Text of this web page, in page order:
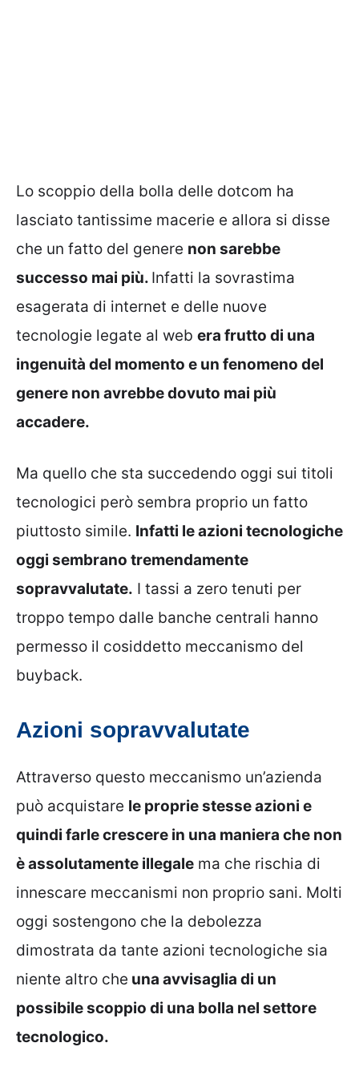
Lo scoppio della bolla delle dotcom ha
lasciato tantissime macerie e allora si disse
che un fatto del genere non sarebbe
successo mai più. Infatti la sovrastima
esagerata di internet e delle nuove
tecnologie legate al web era frutto di una
ingenuità del momento e un fenomeno del
genere non avrebbe dovuto mai più
accadere.
Ma quello che sta succedendo oggi sui titoli
tecnologici però sembra proprio un fatto
piuttosto simile. Infatti le azioni tecnologiche
oggi sembrano tremendamente
sopravvalutate. I tassi a zero tenuti per
troppo tempo dalle banche centrali hanno
permesso il cosiddetto meccanismo del
buyback.
Azioni sopravvalutate
Attraverso questo meccanismo un’azienda
può acquistare le proprie stesse azioni e
quindi farle crescere in una maniera che non
è assolutamente illegale ma che rischia di
innescare meccanismi non proprio sani. Molti
oggi sostengono che la debolezza
dimostrata da tante azioni tecnologiche sia
niente altro che una avvisaglia di un
possibile scoppio di una bolla nel settore
tecnologico.